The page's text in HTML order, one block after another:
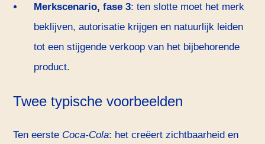
Merkscenario, fase 3: ten slotte moet het merk
beklijven, autorisatie krijgen en natuurlijk leiden
tot een stijgende verkoop van het bijbehorende
product.
Twee typische voorbeelden
Ten eerste Coca-Cola: het creëert zichtbaarheid en